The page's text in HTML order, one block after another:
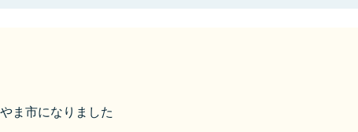
ま市になりました